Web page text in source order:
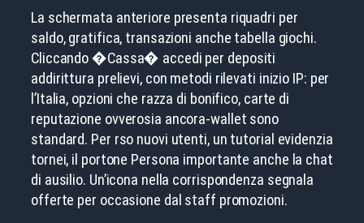
La schermata anteriore presenta riquadri per
saldo, gratifica, transazioni anche tabella giochi.
Cliccando �Cassa� accedi per depositi
addirittura prelievi, con metodi rilevati inizio IP: per
l’Italia, opzioni che razza di bonifico, carte di
reputazione ovverosia ancora-wallet sono
standard. Per rso nuovi utenti, un tutorial evidenzia
tornei, il portone Persona importante anche la chat
di ausilio. Un’icona nella corrispondenza segnala
offerte per occasione dal staff promozioni.